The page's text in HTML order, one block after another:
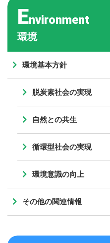
Environment
環境
環境基本方針
脱炭素社会の実現
自然との共生
循環型社会の実現
環境意識の向上
その他の関連情報